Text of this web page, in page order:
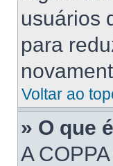
usuários
para
Voltar ao
» O que
A